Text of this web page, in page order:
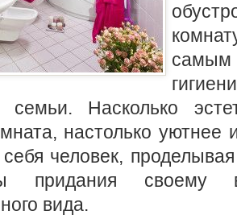
семьи. Насколько
настолько уютнее
себя человек,
придания своему
вида.